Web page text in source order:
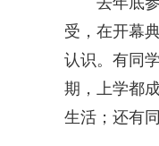
受，在开幕
认识。有同
期，上学都
生活；还有